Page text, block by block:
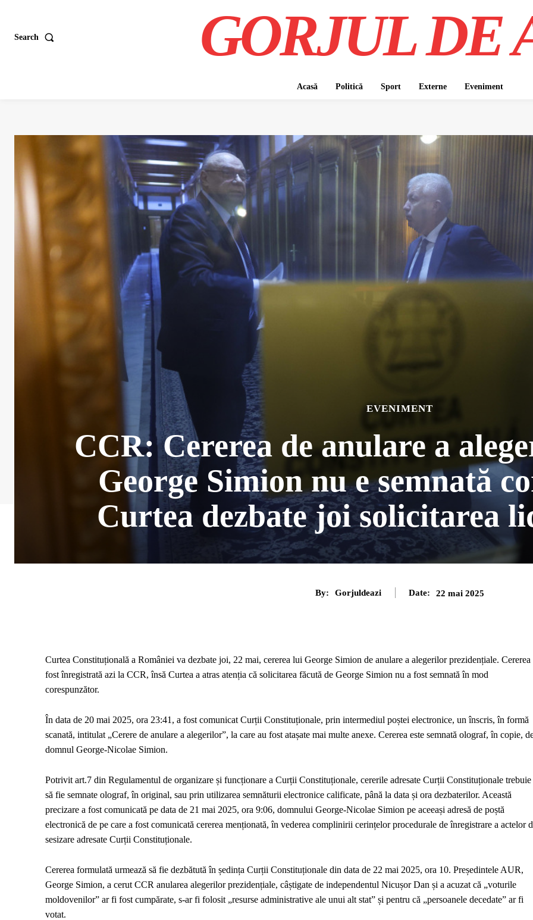
Search GORJUL DE
Acasă Politică Sport Externe Eveniment
EVENIMENT
CCR: Cererea de anulare a
George Simion nu e semnată
Curtea dezbate joi solicitarea
By: Gorjuldeazi Date: 22 mai 2025
Curtea Constituțională a României va dezbate joi, 22 mai, cererea lui George Simion de anulare a alegerilor prezidențiale. Cererea
fost înregistrată azi la CCR, însă Curtea a atras atenția că solicitarea făcută de George Simion nu a fost semnată în mod
corespunzător.
În data de 20 mai 2025, ora 23:41, a fost comunicat Curții Constituționale, prin intermediul poștei electronice, un înscris, în formă
scanată, intitulat „Cerere de anulare a alegerilor”, la care au fost atașate mai multe anexe. Cererea este semnată olograf, în copie,
domnul George-Nicolae Simion.
Potrivit art.7 din Regulamentul de organizare și funcționare a Curții Constituționale, cererile adresate Curții Constituționale trebuie
să fie semnate olograf, în original, sau prin utilizarea semnăturii electronice calificate, până la data și ora dezbaterilor. Această
precizare a fost comunicată pe data de 21 mai 2025, ora 9:06, domnului George-Nicolae Simion pe aceeași adresă de poștă
electronică de pe care a fost comunicată cererea menționată, în vederea complinirii cerințelor procedurale de înregistrare a actelor
sesizare adresate Curții Constituționale.
Cererea formulată urmează să fie dezbătută în ședința Curții Constituționale din data de 22 mai 2025, ora 10. Președintele AUR,
George Simion, a cerut CCR anularea alegerilor prezidențiale, câștigate de independentul Nicușor Dan și a acuzat că „voturile
moldovenilor” ar fi fost cumpărate, s-ar fi folosit „resurse administrative ale unui alt stat” și pentru că „persoanele decedate” ar fi
votat.